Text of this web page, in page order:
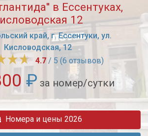
в Ессентуках,
12
край, г. Ессентуки, ул.
Кисловодская, 12
4.7/ 5 (6 отзывов)
₽ за номер/сутки
Номера и цены 2026